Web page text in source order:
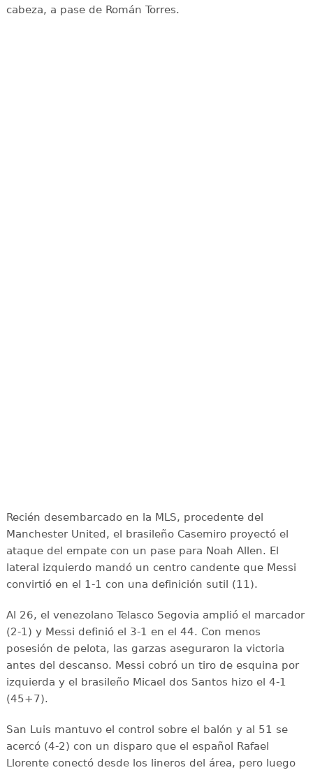
cabeza, a pase de Román Torres.
Recién desembarcado en la MLS, procedente del
Manchester United, el brasileño Casemiro proyectó el
ataque del empate con un pase para Noah Allen. El
lateral izquierdo mandó un centro candente que Messi
convirtió en el 1-1 con una definición sutil (11).
Al 26, el venezolano Telasco Segovia amplió el marcador
(2-1) y Messi definió el 3-1 en el 44. Con menos
posesión de pelota, las garzas aseguraron la victoria
antes del descanso. Messi cobró un tiro de esquina por
izquierda y el brasileño Micael dos Santos hizo el 4-1
(45+7).
San Luis mantuvo el control sobre el balón y al 51 se
acercó (4-2) con un disparo que el español Rafael
Llorente conectó desde los lineros del área, pero luego